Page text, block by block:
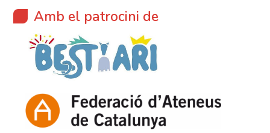
Amb el patrocini de